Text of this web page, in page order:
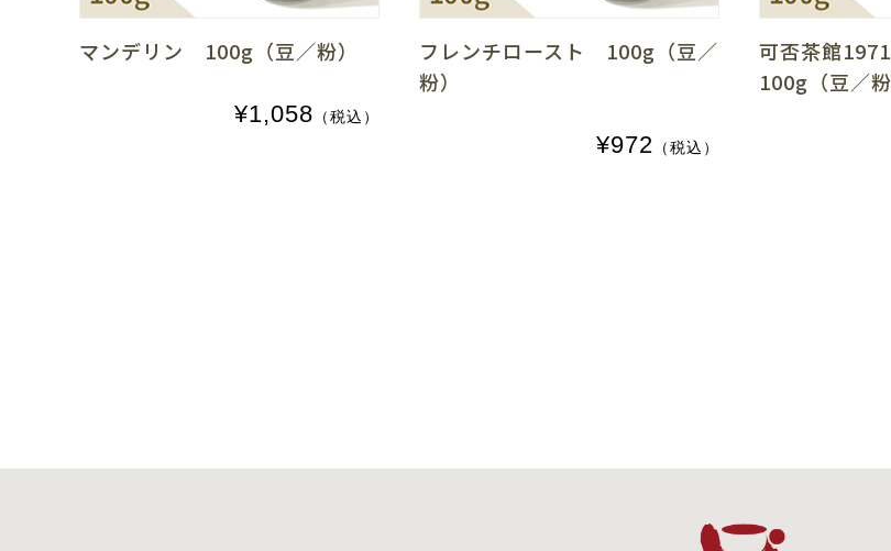
マンデリン 100g（豆／粉）
¥1,058 （税込）
フレンチロースト 100g（豆／
粉）
¥972 （税込）
可否茶館
100g（豆／粉